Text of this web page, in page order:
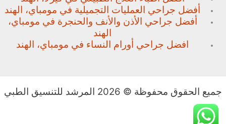
أفضل جراحي العمليات التجميلية في مومباي، الهند
أفضل جراحي الأذن والأنف والحنجرة في مومباي،
الهند
افضل جراحي أورام النساء في مومباي، الهند
جميع الحقوق محفوظة © 2026 المرشد للتنسيق الطبي